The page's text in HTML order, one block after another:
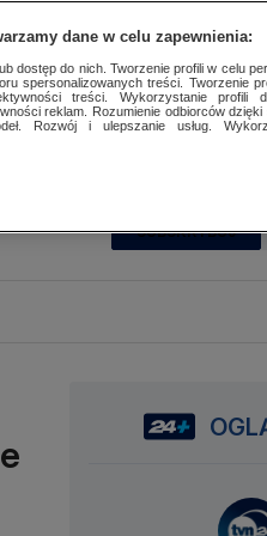
SUBSKRYBUJ
dane w celu zapewnienia:
dostęp do nich. Tworzenie profili w celu
spersonalizowanych treści. Tworzenie
treści. Wykorzystanie profili
reklam. Rozumienie odbiorców
Rozwój i ulepszanie usług.